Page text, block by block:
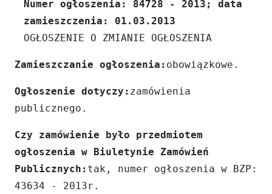
Numer ogłoszenia: 84728 - 2013; data
zamieszczenia: 01.03.2013
OGŁOSZENIE O ZMIANIE OGŁOSZENIA
Zamieszczanie ogłoszenia: obowiązkowe.
Ogłoszenie dotyczy: zamówienia
publicznego.
Czy zamówienie było przedmiotem
ogłoszenia w Biuletynie Zamówień
Publicznych: tak, numer ogłoszenia w BZP:
43634 - 2013r.